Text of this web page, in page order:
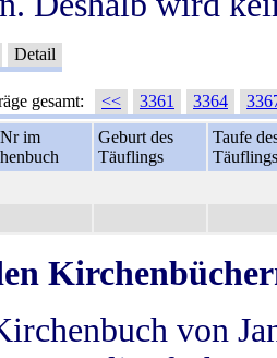
Detail
gesamt: << 3361 3364
im
Geburt des
Täuflings
Taufe
Täuflings
von